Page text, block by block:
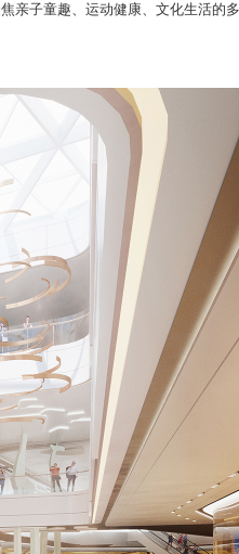
亲子童趣、运动健康、文化生活的